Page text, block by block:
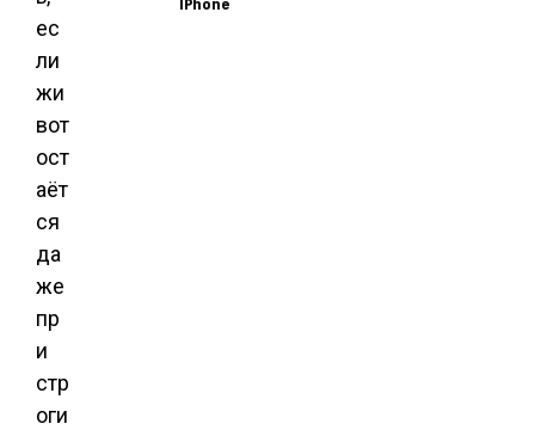
ес
ли
жи
вот
ост
аёт
ся
да
же
пр
и
стр
оги